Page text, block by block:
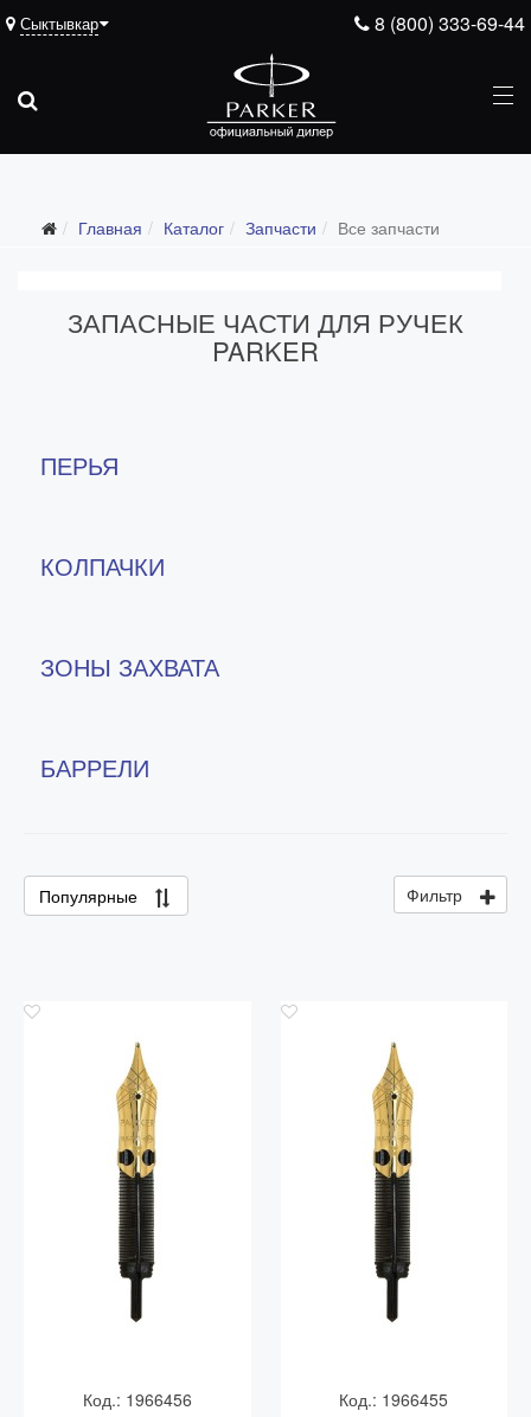
8 (800) 333-69-44
Сыктывкар
Главная Каталог Запчасти Все запчасти
ЗАПАСНЫЕ ЧАСТИ ДЛЯ РУЧЕК
PARKER
ПЕРЬЯ
КОЛПАЧКИ
ЗОНЫ ЗАХВАТА
БАРРЕЛИ
Популярные Фильтр
Код.: 1966456 Код.: 1966455
С золотым пером
Колпачки
Зажимы